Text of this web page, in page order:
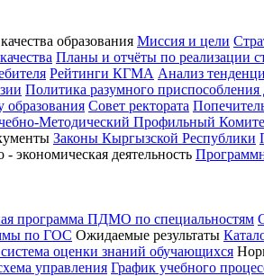
образования Миссия и цели
Планы и отчёты по реализации
Рейтинги КГМА Анализ
Политика разумного приспособления
образования Совет ректората
Методический Профильный
Законы Кыргызской Республики
экономическая деятельность
программа ПДМО по специальностям
по ГОС Ожидаемые результаты
оценки знаний обучающихся
управления График учебного